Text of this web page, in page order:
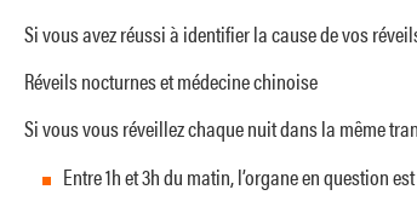
Si vous avez réussi à identifier la cause de vos
Réveils nocturnes et médecine chinoise
Si vous vous réveillez chaque nuit dans la même
Entre 1h et 3h du matin, l’organe en question